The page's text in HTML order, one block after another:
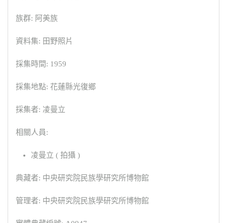
族群: 阿美族
資料集: 田野照片
採集時間: 1959
採集地點: 花蓮縣光復鄉
採集者: 凌曼立
相關人員:
凌曼立 ( 拍攝 )
典藏者: 中央研究院民族學研究所博物館
管理者: 中央研究院民族學研究所博物館